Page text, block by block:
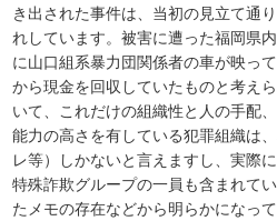
き出された事件は、当初の見立て通
れしています。被害に遭った福岡県
に山口組系暴力団関係者の車が映っ
から現金を回収していたものと考え
いて、これだけの組織性と人の手配
能力の高さを有している犯罪組織は
レ等）しかないと言えますし、実際
特殊詐欺グループの一員も含まれて
たメモの存在などから明らかになっ